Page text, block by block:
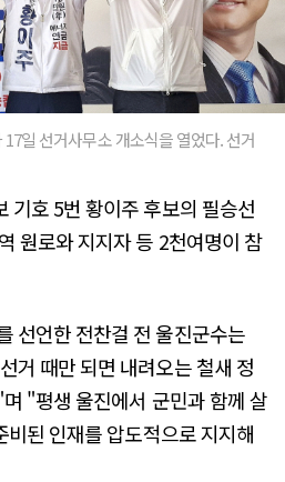
일 선거사무소 개소식을 열었다. 선거
기호 5번 황이주 후보의 필승선
원로와 지지자 등 2천여명이 참
선언한 전찬걸 전 울진군수는
거 때만 되면 내려오는 철새 정
"평생 울진에서 군민과 함께 살
비된 인재를 압도적으로 지지해